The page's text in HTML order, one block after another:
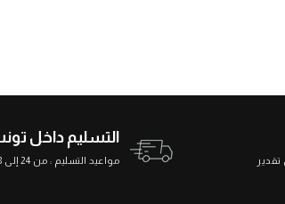
التسليم داخل
مواعيد التسليم : من 24 إلى 48 ساعة